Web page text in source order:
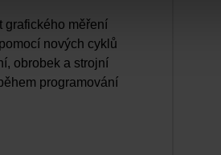
grafického měření
nových cyklů
obrobek a strojní
programování